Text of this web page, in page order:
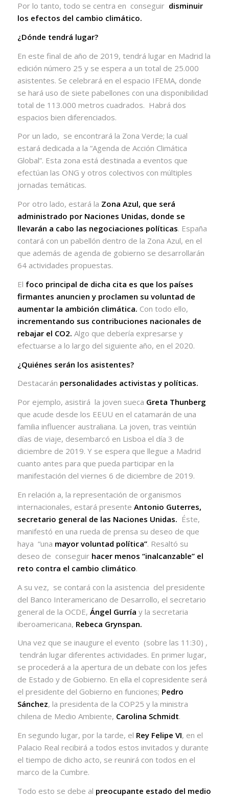
Por lo tanto, todo se centra en conseguir disminuir
los efectos del cambio climático.
¿Dónde tendrá lugar?
En este final de año de 2019, tendrá lugar en Madrid la
edición número 25 y se espera a un total de 25.000
asistentes. Se celebrará en el espacio IFEMA, donde
se hará uso de siete pabellones con una disponibilidad
total de 113.000 metros cuadrados. Habrá dos
espacios bien diferenciados.
Por un lado, se encontrará la Zona Verde; la cual
estará dedicada a la “Agenda de Acción Climática
Global”. Esta zona está destinada a eventos que
efectúan las ONG y otros colectivos con múltiples
jornadas temáticas.
Por otro lado, estará la Zona Azul, que será
administrado por Naciones Unidas, donde se
llevarán a cabo las negociaciones políticas. España
contará con un pabellón dentro de la Zona Azul, en el
que además de agenda de gobierno se desarrollarán
64 actividades propuestas.
El foco principal de dicha cita es que los países
firmantes anuncien y proclamen su voluntad de
aumentar la ambición climática. Con todo ello,
incrementando sus contribuciones nacionales de
rebajar el CO2. Algo que debería expresarse y
efectuarse a lo largo del siguiente año, en el 2020.
¿Quiénes serán los asistentes?
Destacarán personalidades activistas y políticas.
Por ejemplo, asistirá la joven sueca Greta Thunberg
que acude desde los EEUU en el catamarán de una
familia influencer australiana. La joven, tras veintiún
días de viaje, desembarcó en Lisboa el día 3 de
diciembre de 2019. Y se espera que llegue a Madrid
cuanto antes para que pueda participar en la
manifestación del viernes 6 de diciembre de 2019.
En relación a, la representación de organismos
internacionales, estará presente Antonio Guterres,
secretario general de las Naciones Unidas. Éste,
manifestó en una rueda de prensa su deseo de que
haya “una mayor voluntad política”. Resaltó su
deseo de conseguir hacer menos “inalcanzable” el
reto contra el cambio climático.
A su vez, se contará con la asistencia del presidente
del Banco Interamericano de Desarrollo, el secretario
general de la OCDE, Ángel Gurría y la secretaria
iberoamericana, Rebeca Grynspan.
Una vez que se inaugure el evento (sobre las 11:30) ,
tendrán lugar diferentes actividades. En primer lugar,
se procederá a la apertura de un debate con los jefes
de Estado y de Gobierno. En ella el copresidente será
el presidente del Gobierno en funciones; Pedro
Sánchez, la presidenta de la COP25 y la ministra
chilena de Medio Ambiente, Carolina Schmidt.
En segundo lugar, por la tarde, el Rey Felipe VI, en el
Palacio Real recibirá a todos estos invitados y durante
el tiempo de dicho acto, se reunirá con todos en el
marco de la Cumbre.
Todo esto se debe al preocupante estado del medio